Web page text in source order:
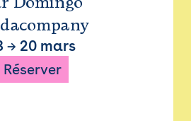
→ 20 mars
Réserver